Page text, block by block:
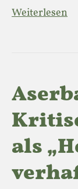
Weiterlesen
als